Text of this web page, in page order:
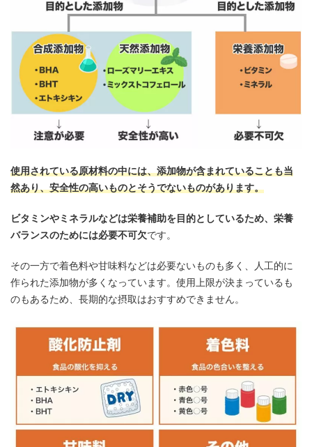
使用されている原材料の中には、添加物が含まれていることも当
然あり、安全性の高いものとそうでないものがあります。
ビタミンやミネラルなどは栄養補助を目的としているため、栄養
バランスのためには必要不可欠です。
その一方で着色料や甘味料などは必要ないものも多く、人工的に
作られた添加物が多くなっています。使用上限が決まっているも
のもあるため、長期的な摂取はおすすめできません。